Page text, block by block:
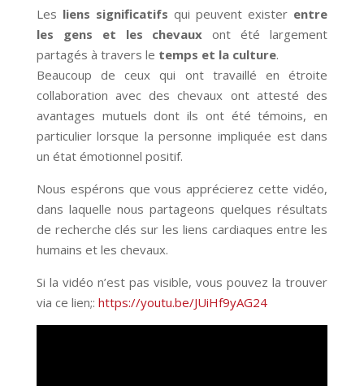
Les liens significatifs qui peuvent exister entre
les gens et les chevaux ont été largement
partagés à travers le temps et la culture.
Beaucoup de ceux qui ont travaillé en étroite
collaboration avec des chevaux ont attesté des
avantages mutuels dont ils ont été témoins, en
particulier lorsque la personne impliquée est dans
un état émotionnel positif.
Nous espérons que vous apprécierez cette vidéo,
dans laquelle nous partageons quelques résultats
de recherche clés sur les liens cardiaques entre les
humains et les chevaux.
Si la vidéo n’est pas visible, vous pouvez la trouver
via ce lien;: https://youtu.be/JUiHf9yAG24